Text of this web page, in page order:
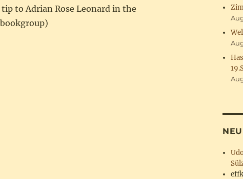
to Adrian Rose Leonard in the